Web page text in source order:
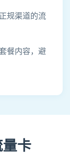
规渠道的流
餐内容，避
卡